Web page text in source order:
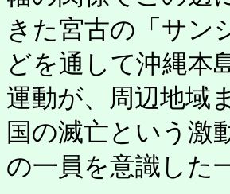
きた宮古の「サン
どを通して沖縄本
運動が、周辺地域
国の滅亡という激
の一員を意識した